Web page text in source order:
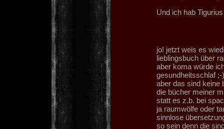
Und ich hab
jo! jetzt weis es
lieblingsbuch über
aber koma würde
gesundheitsschlaf ;-)
aber das sind keine
die bücher meiner
statt es z.b. bei
ja raumwölfe oder
sinnlose
so sein denn die